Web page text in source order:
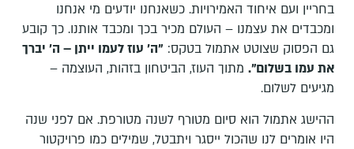
בחריין ועם איחוד האמירויות. כשאנחנו יודעים מי אנחנו
ומכבדים את עצמנו – העולם מכיר בכך ומכבד אותנו. כך קובע
גם הפסוק שצוטט אתמול בטקס: "ה' עוז לעמו ייתן – ה' יברך
את עמו בשלום". מתוך העוז, הביטחון בזהות, העוצמה –
מגיעים לשלום.
ההישג אתמול הוא סיום מטורף לשנה מטורפת. אם לפני שנה
היו אומרים לנו שהכול ייסגר ויתבטל, שמילים כמו פרויקטור